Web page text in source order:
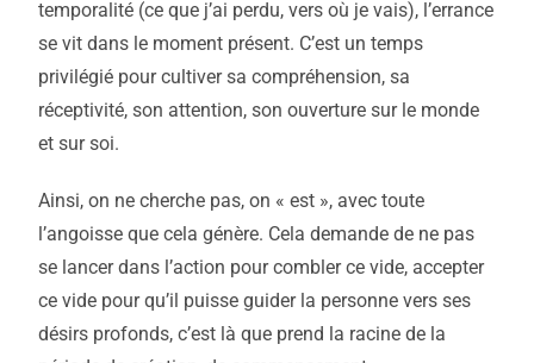
temporalité (ce que j’ai perdu, vers où je vais), l’errance
se vit dans le moment présent. C’est un temps
privilégié pour cultiver sa compréhension, sa
réceptivité, son attention, son ouverture sur le monde
et sur soi.
Ainsi, on ne cherche pas, on « est », avec toute
l’angoisse que cela génère. Cela demande de ne pas
se lancer dans l’action pour combler ce vide, accepter
ce vide pour qu’il puisse guider la personne vers ses
désirs profonds, c’est là que prend la racine de la